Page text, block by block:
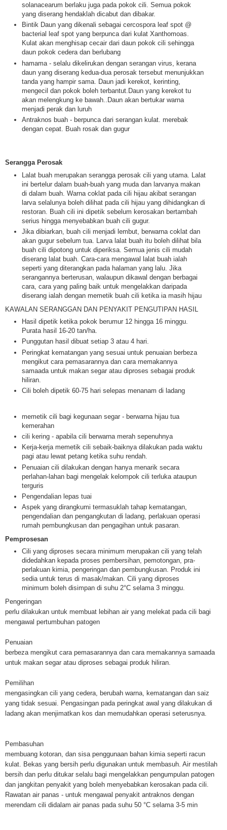
solanacearum berlaku juga pada pokok cili. Semua pokok
yang diserang hendaklah dicabut dan dibakar.
Bintik Daun yang dikenali sebagai cercospora leaf spot @
bacterial leaf spot yang berpunca dari kulat Xanthomoas.
Kulat akan menghisap cecair dari daun pokok cili sehingga
daun pokok cedera dan berlubang
hamama - selalu dikelirukan dengan serangan virus, kerana
daun yang diserang kedua-dua perosak tersebut menunjukkan
tanda yang hampir sama. Daun jadi kerekot, kerinting,
mengecil dan pokok boleh terbantut.Daun yang kerekot tu
akan melengkung ke bawah..Daun akan bertukar warna
menjadi perak dan luruh
Antraknos buah - berpunca dari serangan kulat. merebak
dengan cepat. Buah rosak dan gugur
Serangga Perosak
Lalat buah merupakan serangga perosak cili yang utama. Lalat
ini bertelur dalam buah-buah yang muda dan larvanya makan
di dalam buah. Warna coklat pada cili hijau akibat serangan
larva selalunya boleh dilihat pada cili hijau yang dihidangkan di
restoran. Buah cili ini dipetik sebelum kerosakan bertambah
serius hingga menyebabkan buah cili gugur.
Jika dibiarkan, buah cili menjadi lembut, berwarna coklat dan
akan gugur sebelum tua. Larva lalat buah itu boleh dilihat bila
buah cili dipotong untuk diperiksa. Semua jenis cili mudah
diserang lalat buah. Cara-cara mengawal lalat buah ialah
seperti yang diterangkan pada halaman yang lalu. Jika
serangannya berterusan, walaupun dikawal dengan berbagai
cara, cara yang paling baik untuk mengelakkan daripada
diserang ialah dengan memetik buah cili ketika ia masih hijau
KAWALAN SERANGGAN DAN PENYAKIT PENGUTIPAN HASIL
Hasil dipetik ketika pokok berumur 12 hingga 16 minggu.
Purata hasil 16-20 tan/ha.
Punggutan hasil dibuat setiap 3 atau 4 hari.
Peringkat kematangan yang sesuai untuk penuaian berbeza
mengikut cara pemasarannya dan cara memakannya
samaada untuk makan segar atau diproses sebagai produk
hiliran.
Cili boleh dipetik 60-75 hari selepas menanam di ladang
memetik cili bagi kegunaan segar - berwarna hijau tua
kemerahan
cili kering - apabila cili berwarna merah sepenuhnya
Kerja-kerja memetik cili sebaik-baiknya dilakukan pada waktu
pagi atau lewat petang ketika suhu rendah.
Penuaian cili dilakukan dengan hanya menarik secara
perlahan-lahan bagi mengelak kelompok cili terluka ataupun
terguris
Pengendalian lepas tuai
Aspek yang dirangkumi termasuklah tahap kematangan,
pengendalian dan pengangkutan di ladang, perlakuan operasi
rumah pembungkusan dan pengagihan untuk pasaran.
Pemprosesan
Cili yang diproses secara minimum merupakan cili yang telah
didedahkan kepada proses pembersihan, pemotongan, pra-
perlakuan kimia, pengeringan dan pembungkusan. Produk ini
sedia untuk terus di masak/makan. Cili yang diproses
minimum boleh disimpan di suhu 2°C selama 3 minggu.
Pengeringan
perlu dilakukan untuk membuat lebihan air yang melekat pada cili bagi
mengawal pertumbuhan patogen
Penuaian
berbeza mengikut cara pemasarannya dan cara memakannya samaada
untuk makan segar atau diproses sebagai produk hiliran.
Pemilihan
mengasingkan cili yang cedera, berubah warna, kematangan dan saiz
yang tidak sesuai. Pengasingan pada peringkat awal yang dilakukan di
ladang akan menjimatkan kos dan memudahkan operasi seterusnya.
Pembasuhan
membuang kotoran, dan sisa penggunaan bahan kimia seperti racun
kulat. Bekas yang bersih perlu digunakan untuk membasuh. Air mestilah
bersih dan perlu ditukar selalu bagi mengelakkan pengumpulan patogen
dan jangkitan penyakit yang boleh menyebabkan kerosakan pada cili.
Rawatan air panas - untuk mengawal penyakit antraknos dengan
merendam cili didalam air panas pada suhu 50 °C selama 3-5 min